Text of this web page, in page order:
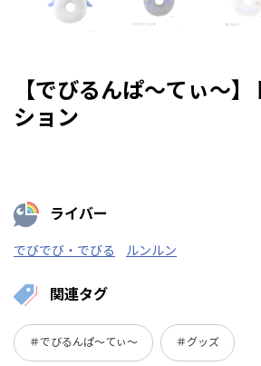
【でびるんぱ～てぃ～
ション
ライバー
でびでび・でびる ルンルン
関連タグ
＃でびるんぱ～てぃ～ ＃グッズ